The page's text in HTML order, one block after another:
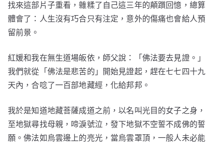
找來這部片子重看，雜糅了自己這三年的顛躓回憶，總算
體會了：人生沒有巧合只有注定，意外的傷痛也會給人預
留前景。
紅媛和我在無生道場皈依，師父說：「佛法要去見證。」
我們就從「佛法是悲苦的」開始見證起，趕在七七四十九
天內，合唸了一百部地藏經，化給邦邦。
我於是知道地藏菩薩成道之前，以名叫光目的女子之身，
至地獄尋找母親，啼淚號泣，發下地獄不空誓不成佛的誓
願。佛法如烏雲邊上的亮光，當烏雲罩頂，一般人未必能